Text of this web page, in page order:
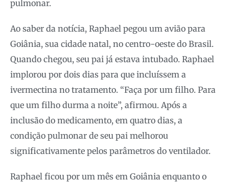
pulmonar.
Ao saber da notícia, Raphael pegou um avião para
Goiânia, sua cidade natal, no centro-oeste do Brasil.
Quando chegou, seu pai já estava intubado. Raphael
implorou por dois dias para que incluíssem a
ivermectina no tratamento. “Faça por um filho. Para
que um filho durma a noite”, afirmou. Após a
inclusão do medicamento, em quatro dias, a
condição pulmonar de seu pai melhorou
significativamente pelos parâmetros do ventilador.
Raphael ficou por um mês em Goiânia enquanto o